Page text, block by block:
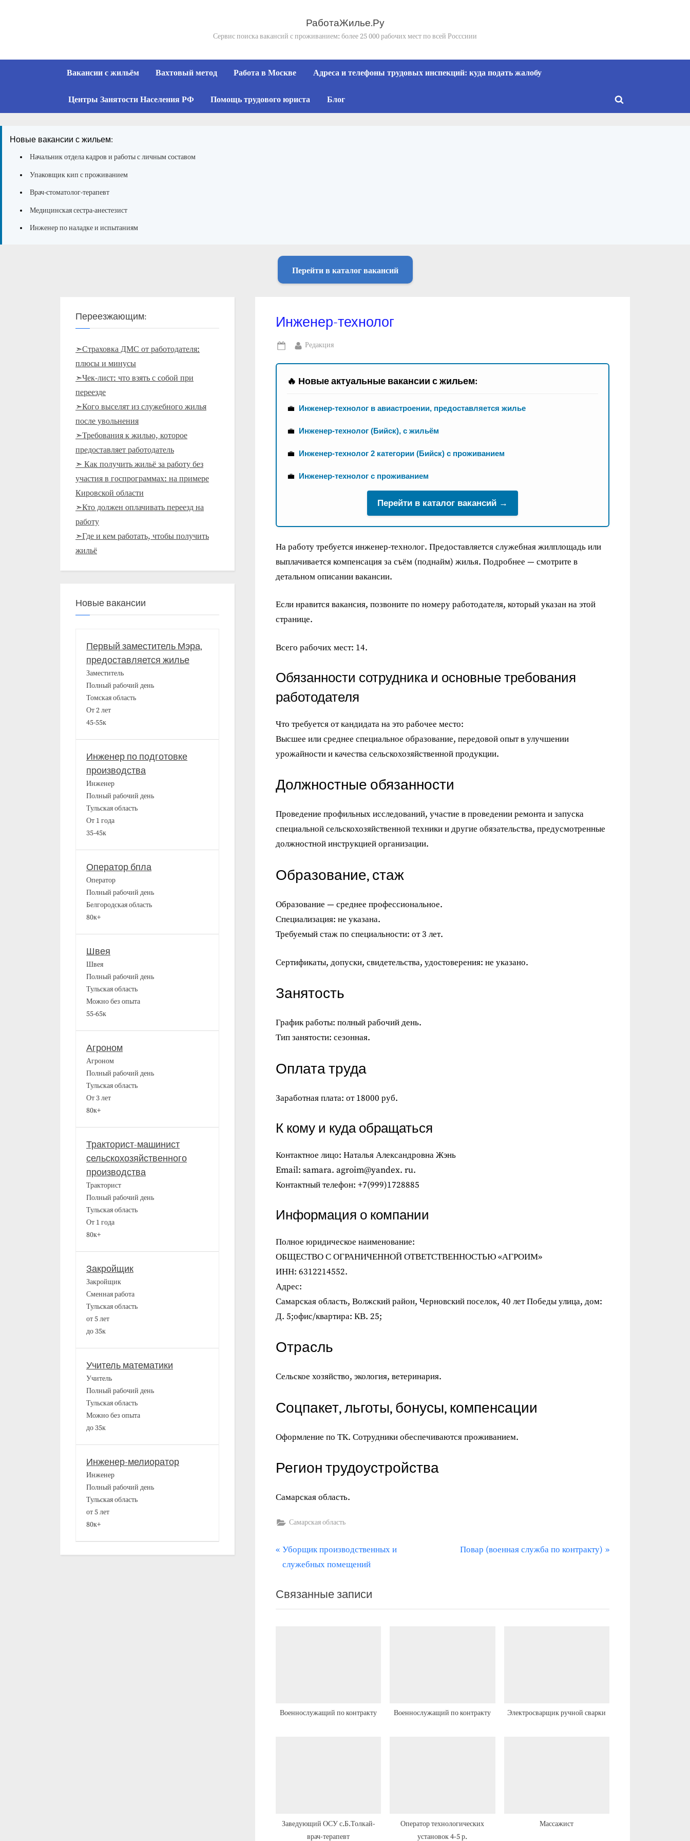
РаботаЖилье.Ру
Сервис поиска вакансий с проживанием: более 25 000 рабочих мест по всей Росссиии
Вакансии с жильём Вахтовый метод Работа в Москве Адреса и телефоны трудовых инспекций: куда подать жалобу
Центры Занятости Населения РФ Помощь трудового юриста Блог
Toggle
Новые вакансии с жильем:
Начальник отдела кадров и работы с личным составом
Упаковщик кип с проживанием
Врач-стоматолог-терапевт
Медицинская сестра-анестезист
Инженер по наладке и испытаниям
Перейти в каталог вакансий
Инженер-технолог
Posted
on
By
Редакция
🔥 Новые актуальные вакансии с жильем:
💼 Инженер-технолог в авиастроении, предоставляется жилье
💼 Инженер-технолог (Бийск), с жильём
💼 Инженер-технолог 2 категории (Бийск) с проживанием
💼 Инженер-технолог с проживанием
Перейти в каталог вакансий →
На работу требуется инженер-технолог. Предоставляется служебная жилплощадь или
выплачивается компенсация за съём (поднайм) жилья. Подробнее — смотрите в
детальном описании вакансии.
Если нравится вакансия, позвоните по номеру работодателя, который указан на этой
странице.
Всего рабочих мест: 14.
Обязанности сотрудника и основные требования
работодателя
Что требуется от кандидата на это рабочее место:
Высшее или среднее специальное образование, передовой опыт в улучшении
урожайности и качества сельскохозяйственной продукции.
Должностные обязанности
Проведение профильных исследований, участие в проведении ремонта и запуска
специальной сельскохозяйственной техники и другие обязательства, предусмотренные
должностной инструкцией организации.
Образование, стаж
Образование — среднее профессиональное.
Специализация: не указана.
Требуемый стаж по специальности: от 3 лет.
Сертификаты, допуски, свидетельства, удостоверения: не указано.
Занятость
График работы: полный рабочий день.
Тип занятости: сезонная.
Оплата труда
Заработная плата: от 18000 руб.
К кому и куда обращаться
Контактное лицо: Наталья Александровна Жэнь
Email: samara. agroim@yandex. ru.
Контактный телефон: +7(999)1728885
Информация о компании
Полное юридическое наименование:
ОБЩЕСТВО С ОГРАНИЧЕННОЙ ОТВЕТСТВЕННОСТЬЮ «АГРОИМ»
ИНН: 6312214552.
Адрес:
Самарская область, Волжский район, Черновский поселок, 40 лет Победы улица, дом:
Д. 5;офис/квартира: КВ. 25;
Отрасль
Сельское хозяйство, экология, ветеринария.
Соцпакет, льготы, бонусы, компенсации
Оформление по ТК. Сотрудники обеспечиваются проживанием.
Регион трудоустройства
Самарская область.
Самарская область
Навигация
по
записям
П
р
д
ы
а
Уборщик производственных и
служебных помещений
С
у
п
Повар (военная служба по контракту)
Связанные записи
Военнослужащий по контракту Военнослужащий по контракту Электросварщик ручной сварки
Заведующий ОСУ с.Б.Толкай-
врач-терапевт
Оператор технологических
установок 4-5 р.
Массажист
Переезжающим:
➣Страховка ДМС от работодателя:
плюсы и минусы
➣Чек-лист: что взять с собой при
переезде
➣Кого выселят из служебного жилья
после увольнения
➣Требования к жилью, которое
предоставляет работодатель
➣ Как получить жильё за работу без
участия в госпрограммах: на примере
Кировской области
➣Кто должен оплачивать переезд на
работу
➣Где и кем работать, чтобы получить
жильё
Новые вакансии
Первый заместитель Мэра,
предоставляется жилье
Заместитель
Полный рабочий день
Томская область
От 2 лет
45-55к
Инженер по подготовке
производства
Инженер
Полный рабочий день
Тульская область
От 1 года
35-45к
Оператор бпла
Оператор
Полный рабочий день
Белгородская область
80к+
Швея
Швея
Полный рабочий день
Тульская область
Можно без опыта
55-65к
Агроном
Агроном
Полный рабочий день
Тульская область
От 3 лет
80к+
Тракторист-машинист
сельскохозяйственного
производства
Тракторист
Полный рабочий день
Тульская область
От 1 года
80к+
Закройщик
Закройщик
Сменная работа
Тульская область
от 5 лет
до 35к
Учитель математики
Учитель
Полный рабочий день
Тульская область
Можно без опыта
до 35к
Инженер-мелиоратор
Инженер
Полный рабочий день
Тульская область
от 5 лет
80к+